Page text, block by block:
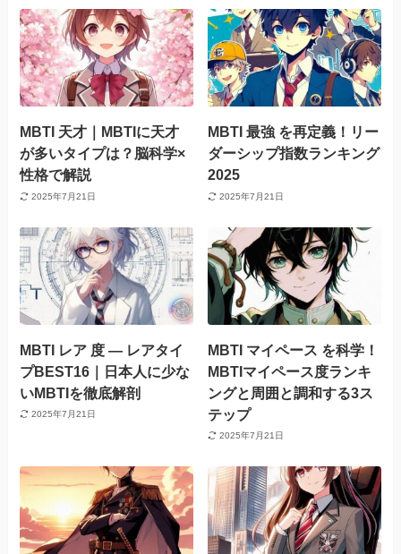
MBTI 天才｜MBTIに天才
が多いタイプは？脳科学×
性格で解説
2025年7月21日
MBTI 最強 を再定義！リー
ダーシップ指数ランキング
2025
2025年7月21日
MBTI レア 度 — レアタイ
プBEST16｜日本人に少な
いMBTIを徹底解剖
2025年7月21日
MBTI マイペース を科学！
MBTIマイペース度ランキ
ングと周囲と調和する3ス
テップ
2025年7月21日